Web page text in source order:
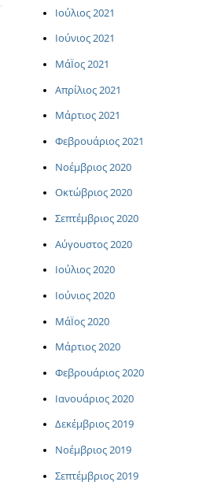
Ιούλιος 2021
Ιούνιος 2021
ΜάΪος 2021
Απρίλιος 2021
Μάρτιος 2021
Φεβρουάριος 2021
Νοέμβριος 2020
Οκτώβριος 2020
Σεπτέμβριος 2020
Αύγουστος 2020
Ιούλιος 2020
Ιούνιος 2020
ΜάΪος 2020
Μάρτιος 2020
Φεβρουάριος 2020
Ιανουάριος 2020
Δεκέμβριος 2019
Νοέμβριος 2019
Σεπτέμβριος 2019